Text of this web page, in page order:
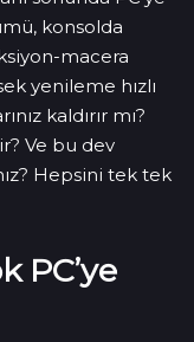
konsolda
macera
yenileme hızlı
kaldırır mı?
Ve bu dev
Hepsini tek tek
PC’ye